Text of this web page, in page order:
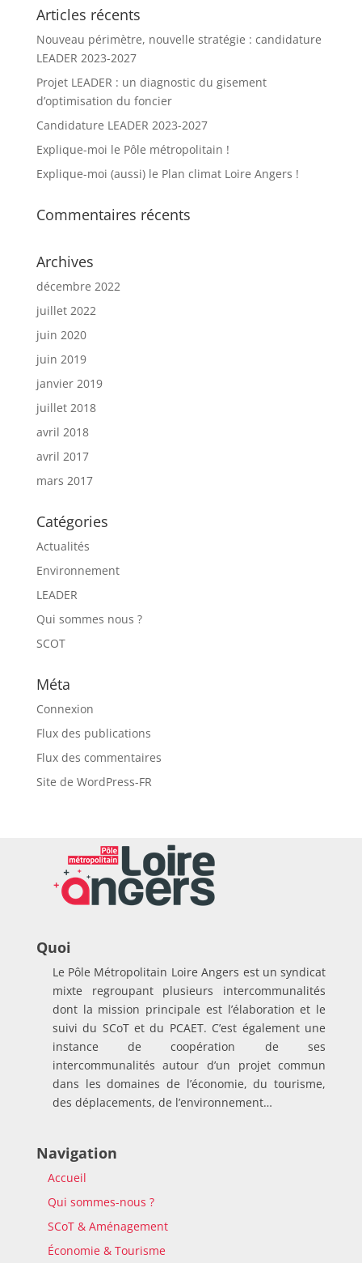
Articles récents
Nouveau périmètre, nouvelle stratégie : candidature
LEADER 2023-2027
Projet LEADER : un diagnostic du gisement
d’optimisation du foncier
Candidature LEADER 2023-2027
Explique-moi le Pôle métropolitain !
Explique-moi (aussi) le Plan climat Loire Angers !
Commentaires récents
Archives
décembre 2022
juillet 2022
juin 2020
juin 2019
janvier 2019
juillet 2018
avril 2018
avril 2017
mars 2017
Catégories
Actualités
Environnement
LEADER
Qui sommes nous ?
SCOT
Méta
Connexion
Flux des publications
Flux des commentaires
Site de WordPress-FR
Quoi
Le Pôle Métropolitain Loire Angers est un syndicat
mixte regroupant plusieurs intercommunalités
dont la mission principale est l’élaboration et le
suivi du SCoT et du PCAET. C’est également une
instance de coopération de ses
intercommunalités autour d’un projet commun
dans les domaines de l’économie, du tourisme,
des déplacements, de l’environnement…
Navigation
Accueil
Qui sommes-nous ?
SCoT & Aménagement
Économie & Tourisme